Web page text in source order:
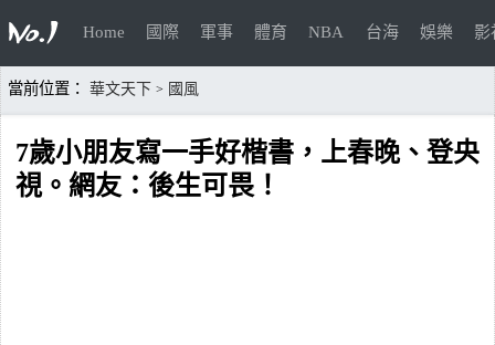
Home 國際 軍事 體育 NBA 台海 娛樂 影
當前位置： 華文天下 > 國風
7歲小朋友寫一手好楷書，上春晚、登央
視。網友：後生可畏！